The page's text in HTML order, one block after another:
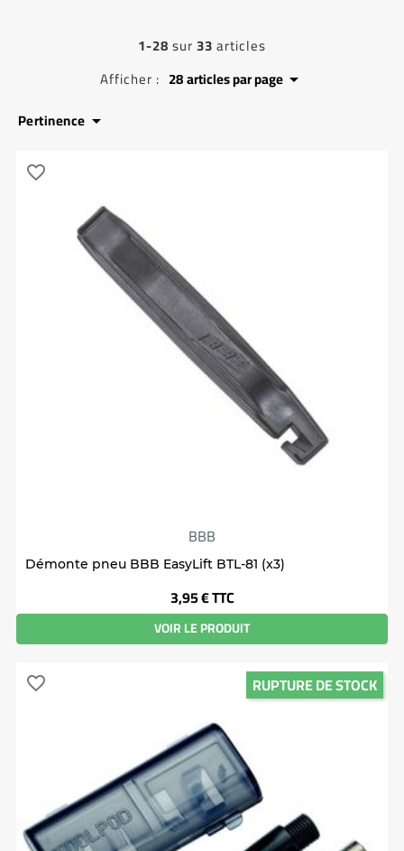
1-28sur33articles
Afficher : 28articles par page
Pertinence 
BBB
Démonte pneu BBB EasyLift BTL-81 (x3)
Prix
3,95 €TTC
VOIR LE PRODUIT
favorite_border
RUPTURE DE STOCK
favorite_border